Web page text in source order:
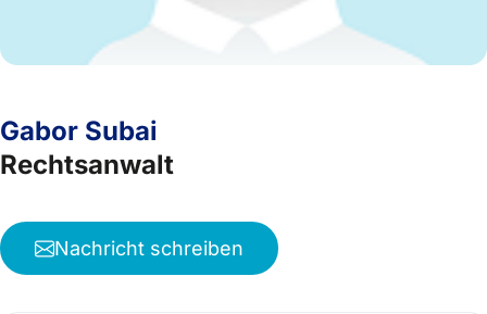
Gabor Subai
Rechtsanwalt
Nachricht schreiben